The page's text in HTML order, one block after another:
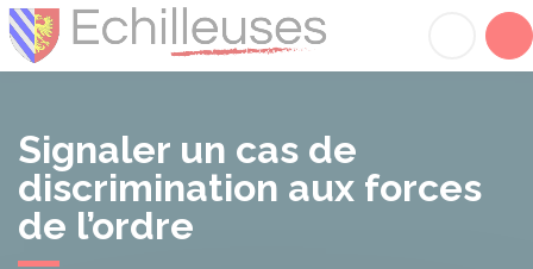
Signaler un cas de
discrimination aux forces
de l’ordre